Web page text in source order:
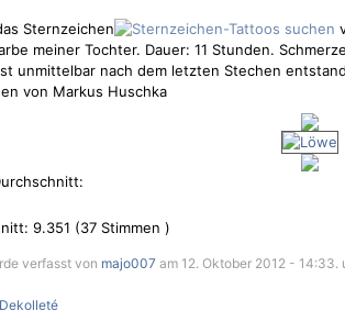
Sternzeichen
meiner Tochter. Dauer: 11 Stunden.
unmittelbar nach dem letzten Stechen
von Markus Huschka
9.351 (37 Stimmen )
verfasst von majo007 am 12. Oktober 2012 - 14:33.